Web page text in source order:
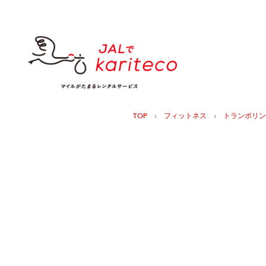
TOP › フィットネス › トランポリン